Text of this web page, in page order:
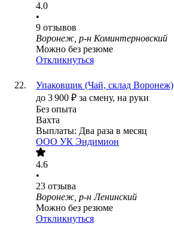
4.0
•
9 отзывов
Воронеж, р-н Коминтерновский
Можно без резюме
Откликнуться
Упаковщик (Чай, склад Воронеж)
до 3 900 ₽ за смену, на руки
Без опыта
Вахта
Выплаты: Два раза в месяц
ООО УК Эндимион
4.6
•
23 отзыва
Воронеж, р-н Ленинский
Можно без резюме
Откликнуться